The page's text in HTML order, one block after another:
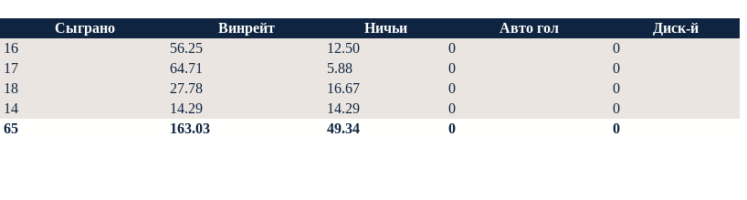
Сыграно Винрейт Ничьи Авто гол
Диск-й
16 56.25 12.50 0
0
17 64.71 5.88 0
0
18 27.78 16.67 0
0
14 14.29 14.29 0
0
65 163.03 49.34 0 0